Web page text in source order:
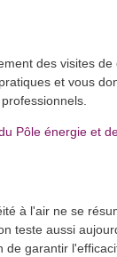
des visites
et vous
Pôle énergie et
à l'air ne se
teste aussi
de garantir